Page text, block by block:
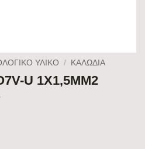
ΥΛΙΚΟ / ΚΑΛΏΔΙΑ
U 1Χ1,5MM2